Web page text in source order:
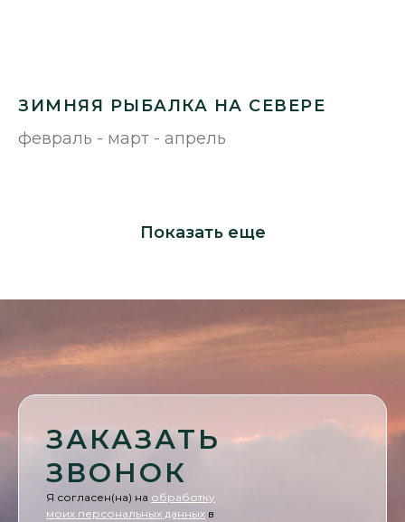
ЗИМНЯЯ РЫБАЛКА НА СЕВЕРЕ
февраль - март - апрель
Показать еще
ЗАКАЗАТЬ
ЗВОНОК
Я согласен(на) на обработку
моих персональных данных в
booking@st-bereg.ru
Мурманская область, Печенгский р-он,
берег Мотовского залива (Устье реки Титовка)
Координаты: 69.537270, 31.985498
КОНТАКТЫ: